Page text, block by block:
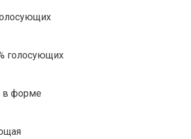
голосующих
в форме